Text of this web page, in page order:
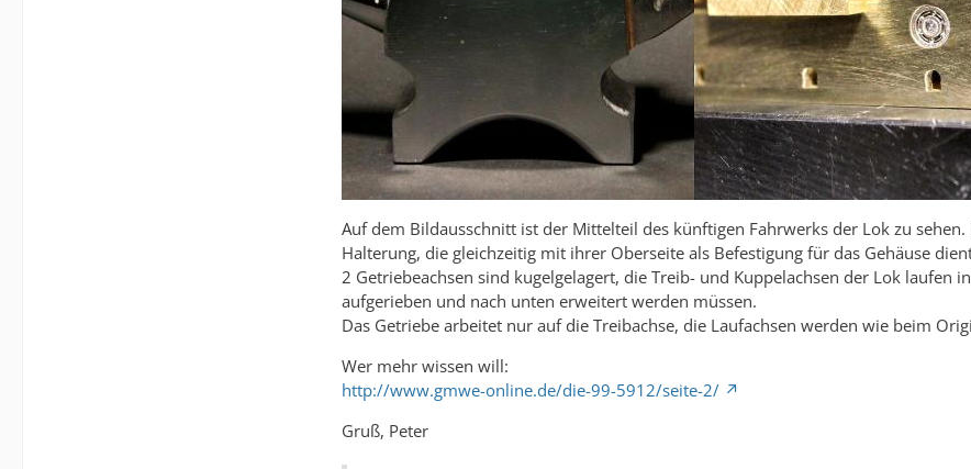
Auf dem Bildausschnitt ist der Mittelteil des künftigen Fahrwerks der Lok zu
Halterung, die gleichzeitig mit ihrer Oberseite als Befestigung für das Gehäuse
2 Getriebeachsen sind kugelgelagert, die Treib- und Kuppelachsen der Lok laufen
aufgerieben und nach unten erweitert werden müssen.
Das Getriebe arbeitet nur auf die Treibachse, die Laufachsen werden wie beim
Wer mehr wissen will:
http://www.gmwe-online.de/die-99-5912/seite-2/
Gruß, Peter